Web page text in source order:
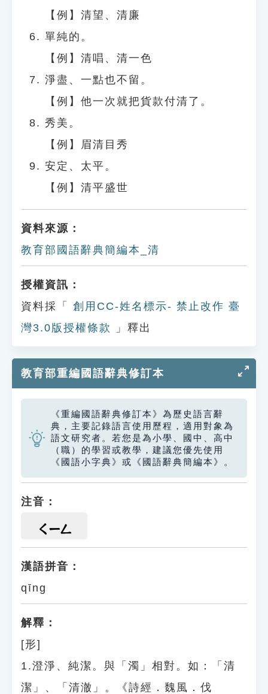
【例】清望、清廉
單純的。
【例】清唱、清一色
淨盡、一點也不留。
【例】他一次就把貨款付清了。
秀美。
【例】眉清目秀
安定、太平。
【例】清平盛世
資料來源：
教育部國語辭典簡編本_清
授權資訊：
資料採「
創用CC-姓名標示- 禁止改作 臺
灣3.0版授權條款
」釋出
教育部重編國語辭典修訂本
《重編國語辭典修訂本》為歷史語言辭
典，主要記錄語言使用歷程，適用對象為
語文研究者。若您是為小學、國中、高中
（職）的學習或教學，建議您優先使用
《國語小字典》或《國語辭典簡編本》。
注音：
ㄑㄧㄥ
漢語拼音：
qīng
解釋：
[形]
1.澄淨、純潔。與「濁」相對。如：「清
潔」、「清澈」。《詩經．魏風．伐